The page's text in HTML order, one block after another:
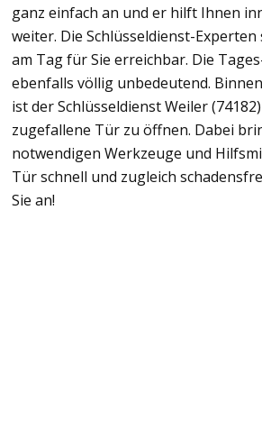
ganz einfach an und er hilft Ihnen
weiter. Die Schlüsseldienst-Experten
am Tag für Sie erreichbar. Die
ebenfalls völlig unbedeutend.
ist der Schlüsseldienst Weiler
zugefallene Tür zu öffnen. Dabei
notwendigen Werkzeuge und
Tür schnell und zugleich
Sie an!